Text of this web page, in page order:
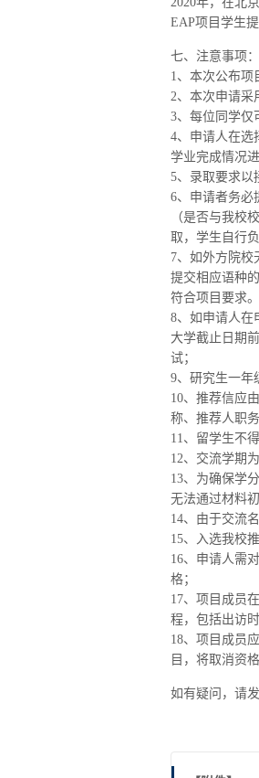
EAP项目学生
七、注意事项：
1、本次公布项
2、本次申请采
3、每位同学仅
4、申请人在选
学业完成情况
5、录取要求以
6、申请者务必
（是否与我校
取，学生自行负
7、如外方院校
提交相应语种
符合项目要求
8、如申请人在
大学截止日期
试；
9、研究生一年
10、推荐信应
称、推荐人职
11、留学生不
12、交流学期
13、为确保学
无法通过材料初
14、由于交流
15、入选我校
16、申请人需
格；
17、项目成员
程，包括出访
18、项目成员
目，将取消资格
如有疑问，请